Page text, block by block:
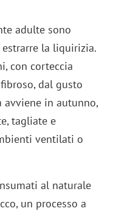
adulte sono
la liquirizia.
con corteccia
dal gusto
avviene in autunno,
tagliate e
ventilati o
al naturale
un processo a